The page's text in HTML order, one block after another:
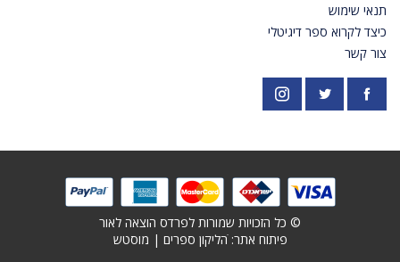
תנאי שימוש
כיצד לקרוא ספר דיגיטלי
צור קשר
פייסבוק https://twitter.com/PardesPublish
אינסטגרם
© כל הזכויות שמורות לפרדס הוצאה לאור
פיתוח אתר: ׁהליקון ספרים | מוסטש